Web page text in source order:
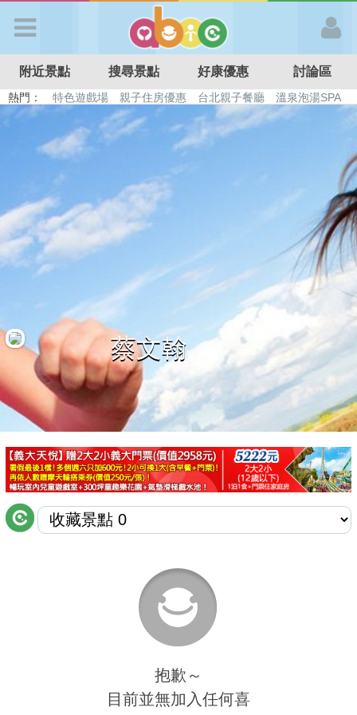
APP登入
首 頁
搜尋景點
好康優惠
最新留言
商家合作
推薦景點
討論區
聯絡我們
附近景點 搜尋景點 好康優惠 討論區
熱門： 特色遊戲場 親子住房優惠 台北親子餐廳
溫泉泡湯SPA
溜滑梯民宿
觀光工廠 日本親子景點
蔡文翰
抱歉～
目前並無加入任何喜